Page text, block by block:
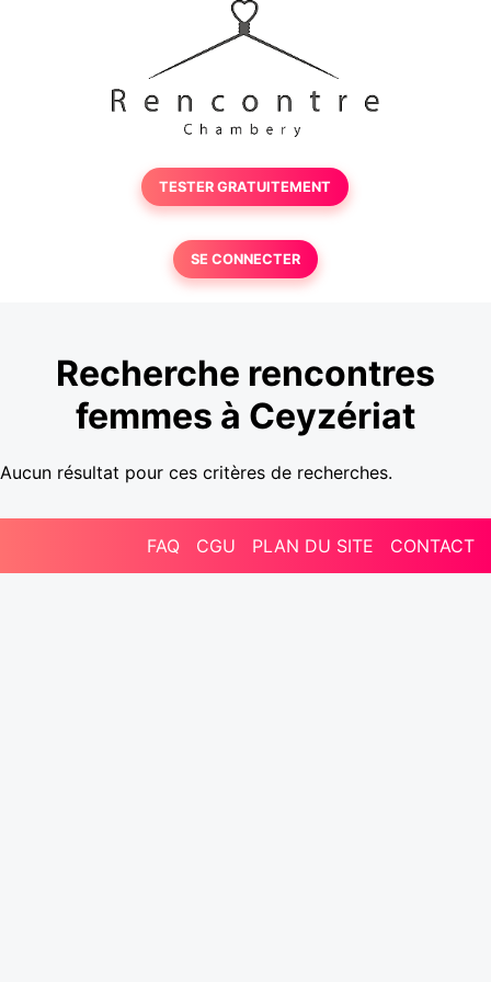
TESTER GRATUITEMENT
SE CONNECTER
Recherche rencontres
femmes à Ceyzériat
Aucun résultat pour ces critères de recherches.
FAQ CGU PLAN DU SITE CONTACT